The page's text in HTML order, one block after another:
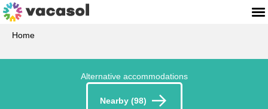
Home
Alternative accommodations
Nearby (98)